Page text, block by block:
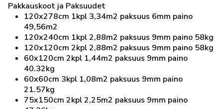
Pakkauskoot ja Paksuudet
120x278cm 1kpl 3,34m2 paksuus 6mm paino
49,56m2
120x240cm 1kpl 2,88m2 paksuus 9mm paino 58kg
120x120cm 2kpl 2,88m2 paksuus 9mm paino 58kg
60x120cm 2kpl 1,44m2 paksuus 9mm paino
40.32kg
60x60cm 3kpl 1,08m2 paksuus 9mm paino
21.57kg
75x150cm 2kpl 2,25m2 paksuus 9mm paino